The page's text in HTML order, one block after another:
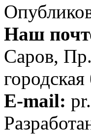
Наш
Саров,
E-mail: